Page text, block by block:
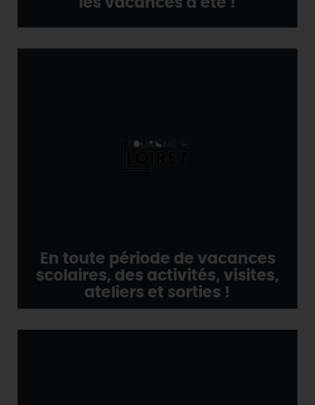
En toute période de vacances
scolaires, des activités, visites,
ateliers et sorties !